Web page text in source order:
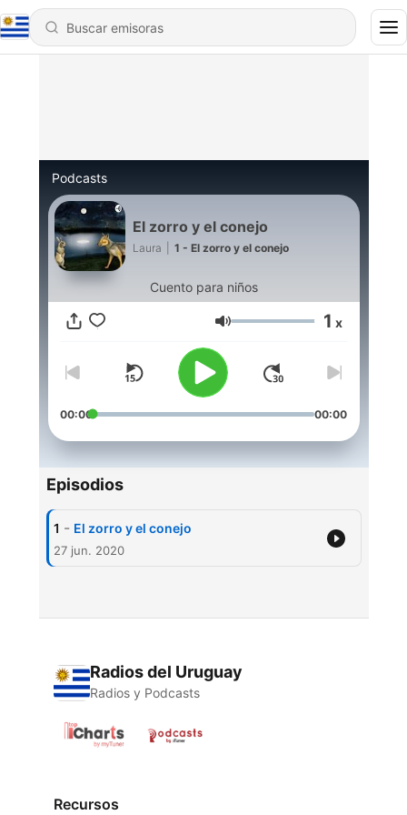
Podcasts
El zorro y el conejo
Laura 1 - El zorro y el conejo
Cuento para niños
Volumen 1 x
00:00 00:00
Episodios
1 - El zorro y el conejo
27 jun. 2020
Radios del Uruguay
Radios y Podcasts
Recursos